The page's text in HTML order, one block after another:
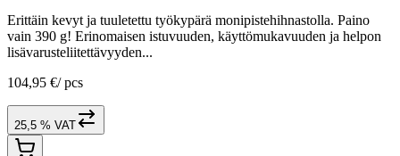
Erittäin kevyt ja tuuletettu työkypärä monipistehihnastolla. Paino
vain 390 g! Erinomaisen istuvuuden, käyttömukavuuden ja helpon
lisävarusteliitettävyyden...
104,95 €/ pcs
25,5 % VAT